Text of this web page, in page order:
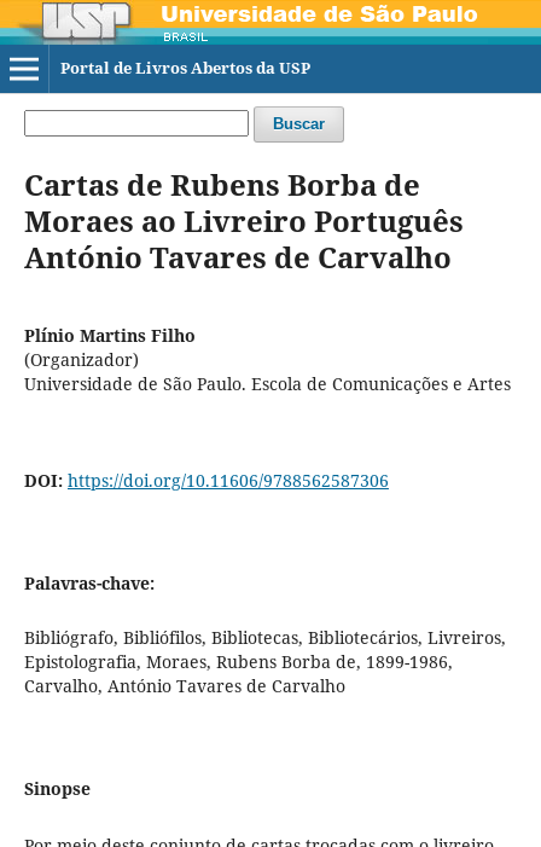
Portal de Livros Abertos da USP
Buscar
Cartas de Rubens Borba de
Moraes ao Livreiro Português
António Tavares de Carvalho
Plínio Martins Filho
(Organizador)
Universidade de São Paulo. Escola de Comunicações e Artes
DOI: https://doi.org/10.11606/9788562587306
Palavras-chave:
Bibliógrafo, Bibliófilos, Bibliotecas, Bibliotecários, Livreiros,
Epistolografia, Moraes, Rubens Borba de, 1899-1986,
Carvalho, António Tavares de Carvalho
Sinopse